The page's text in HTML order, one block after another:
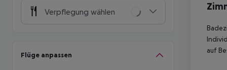
Verpflegung wählen
Flüge anpassen
auf